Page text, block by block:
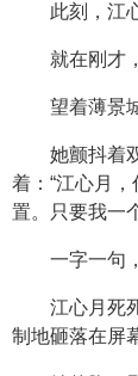
此刻，江
就在刚才
望着薄景
她颤抖着
着：“江心月
置。只要我一
一字一句
江心月死
制地砸落在屏